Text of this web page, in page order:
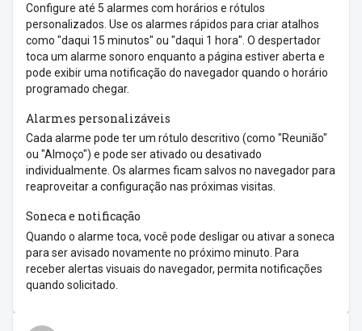
Configure até 5 alarmes com horários e rótulos
personalizados. Use os alarmes rápidos para criar atalhos
como "daqui 15 minutos" ou "daqui 1 hora". O despertador
toca um alarme sonoro enquanto a página estiver aberta e
pode exibir uma notificação do navegador quando o horário
programado chegar.
Alarmes personalizáveis
Cada alarme pode ter um rótulo descritivo (como "Reunião"
ou "Almoço") e pode ser ativado ou desativado
individualmente. Os alarmes ficam salvos no navegador para
reaproveitar a configuração nas próximas visitas.
Soneca e notificação
Quando o alarme toca, você pode desligar ou ativar a soneca
para ser avisado novamente no próximo minuto. Para
receber alertas visuais do navegador, permita notificações
quando solicitado.